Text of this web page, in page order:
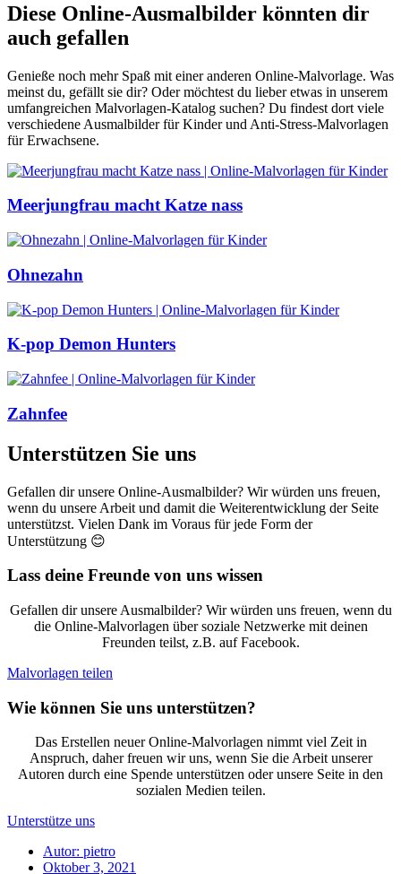
Diese Online-Ausmalbilder könnten dir
auch gefallen
Genieße noch mehr Spaß mit einer anderen Online-Malvorlage. Was
meinst du, gefällt sie dir? Oder möchtest du lieber etwas in unserem
umfangreichen Malvorlagen-Katalog suchen? Du findest dort viele
verschiedene Ausmalbilder für Kinder und Anti-Stress-Malvorlagen
für Erwachsene.
Meerjungfrau macht Katze nass
Ohnezahn
K-pop Demon Hunters
Zahnfee
Unterstützen Sie uns
Gefallen dir unsere Online-Ausmalbilder? Wir würden uns freuen,
wenn du unsere Arbeit und damit die Weiterentwicklung der Seite
unterstützst. Vielen Dank im Voraus für jede Form der
Unterstützung 😊
Lass deine Freunde von uns wissen
Gefallen dir unsere Ausmalbilder? Wir würden uns freuen, wenn du
die Online-Malvorlagen über soziale Netzwerke mit deinen
Freunden teilst, z.B. auf Facebook.
Malvorlagen teilen
Wie können Sie uns unterstützen?
Das Erstellen neuer Online-Malvorlagen nimmt viel Zeit in
Anspruch, daher freuen wir uns, wenn Sie die Arbeit unserer
Autoren durch eine Spende unterstützen oder unsere Seite in den
sozialen Medien teilen.
Unterstütze uns
Autor: pietro
Oktober 3, 2021